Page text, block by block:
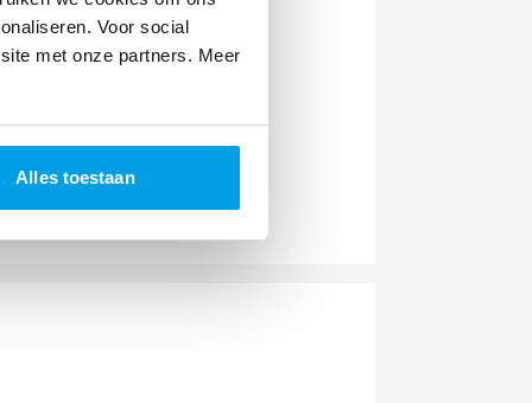
Voor social
met onze partners. Meer
Alles toestaan
aan dezelfde
spectrum van steun
van SOS
van Terre des